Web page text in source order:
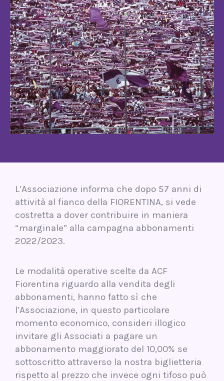
L’Associazione informa che dopo 57 anni di
attività al fianco della FIORENTINA, si vede
costretta a dover contribuire in maniera
“marginale” alla campagna abbonamenti
2022/2023.
Le modalità operative scelte da ACF
Fiorentina riguardo alla vendita degli
abbonamenti, hanno fatto sì che
l’Associazione, in questo particolare
momento economico, consideri illogico
invitare gli Associati a pagare un
abbonamento maggiorato del 10,00% se
sottoscritto attraverso la nostra biglietteria
rispetto al prezzo che invece ogni tifoso può